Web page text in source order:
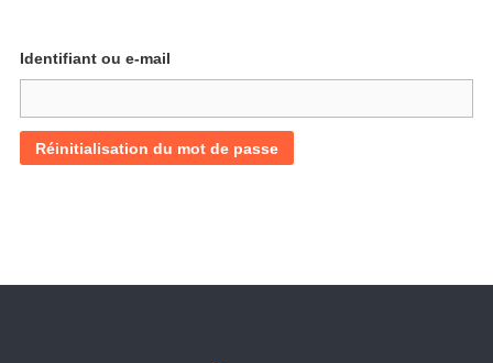
Identifiant ou e-mail
Réinitialisation du mot de passe